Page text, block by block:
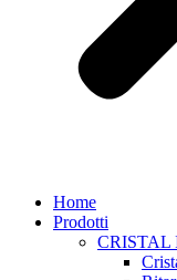
Home
Prodotti
CRISTAL